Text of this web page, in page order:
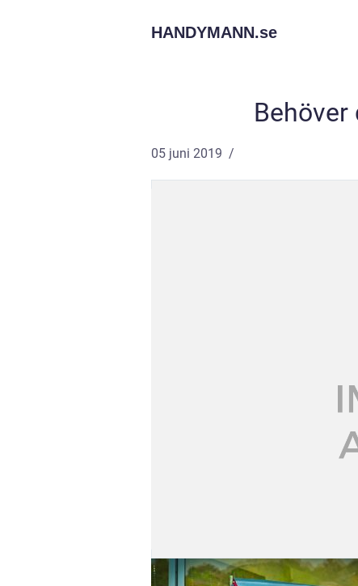
HANDYMANN.se
Behöver
05 juni 2019